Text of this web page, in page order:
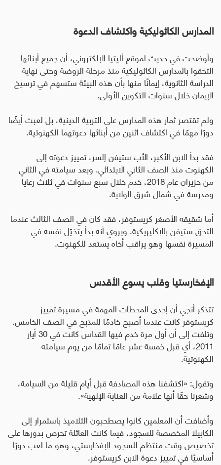
المدارس الكاثوليكية واكتشاف الدعوة
وأوضحت في حديث لموقع أليتيا الإلكتروني، أن جميع أبنائها
التحقوا بالمدارس الكاثوليكية منذ مرحلة الروضة وحتى نهاية
الدراسة الثانوية، إيمانًا منها بأن هذه البيئة ستسهم في ترسيخ
الإيمان خلال سنوات التكوين الأولى.
ولم تقتصر ثمار هذه المدارس على التربية الدينية، بل لعبت أيضًا
دورًا مهمًا في اكتشاف اثنين من أبنائها دعوتهما الكهنوتية.
فقد بدأ الابن الأكبر، الأب ستيفن إلسر، تمييز دعوته إلى
الكهنوت منذ الصف الثاني الابتدائي. وبعد سيامته في الثاني
من حزيران عام 2018، خدم خلال سبع سنوات في ثلاث رعايا
ومدرسة في شمال شرق الولاية.
أما شقيقه الأصغر كريستوفر، فقد كان في الصف الثالث عندما
التحق ستيفن بالإكليريكية. ويروي أنه بدأ يتخيّل نفسه في
المسيرة نفسها وهو يراقب أخاه يستعد للكهنوت.
الإفخارستيا وقلب يسوع الأقدس
تتذكر أنجي أن إحدى المحطات المهمة في مسيرة تمييز
كريستوفر كانت عندما أصبح خادمًا للمذبح في الصف الخامس.
وتلفت إلى أن أول مرة خدم فيها القداس كانت في 30 أيار
2011، أي قبل خمسة عشر عامًا تمامًا من يوم سيامته
الكهنوتية.
وتقول: «اكتشفنا هذه المصادفة قبل أيام قليلة من السيامة،
وشعرنا حقًا أنها علامة من العناية الإلهية».
وأضافت أن المعلمين كانوا يصطحبون التلاميذ باستمرار إلى
الكابيلا المخصصة للسجود، فيما كانت العائلة تحرص بدورها على
تخصيص وقت منتظم للسجود الإفخارستي، وهو ما لعب دورًا
أساسيًا في تمييز دعوة الابن كريستوفر.